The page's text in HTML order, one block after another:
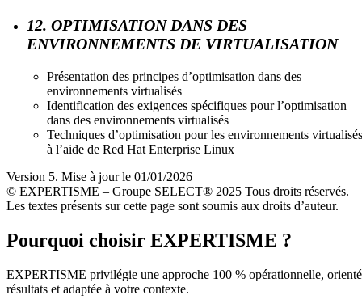
12. OPTIMISATION DANS DES
ENVIRONNEMENTS DE VIRTUALISATION
Présentation des principes d’optimisation dans des
environnements virtualisés
Identification des exigences spécifiques pour l’optimisation
dans des environnements virtualisés
Techniques d’optimisation pour les environnements virtualisés
à l’aide de Red Hat Enterprise Linux
Version 5. Mise à jour le 01/01/2026
© EXPERTISME – Groupe SELECT® 2025 Tous droits réservés.
Les textes présents sur cette page sont soumis aux droits d’auteur.
Pourquoi choisir EXPERTISME ?
EXPERTISME privilégie une approche 100 % opérationnelle,
résultats et adaptée à votre contexte.